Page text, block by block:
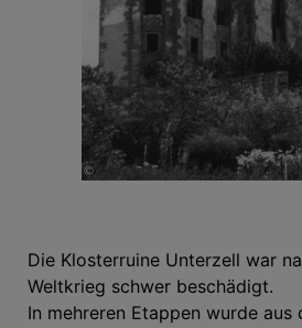
Die Klosterruine Unterzell war
Weltkrieg schwer beschädigt.
In mehreren Etappen wurde aus